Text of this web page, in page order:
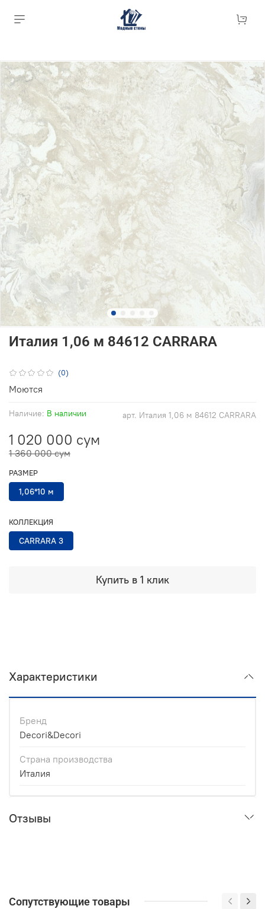
(0)
арт. Италия 1,06 м 84612 CARRARA
Наличие: В наличии
Италия 1,06 м 84612 CARRARA
1 020 000 сум
1 360 000 сум
Купить в 1 клик
РАЗМЕР
1,06*10 м
КОЛЛЕКЦИЯ
CARRARA 3
Моются
Характеристики
Бренд
Decori&Decori
Страна производства
Италия
Отзывы
Сопутствующие товары